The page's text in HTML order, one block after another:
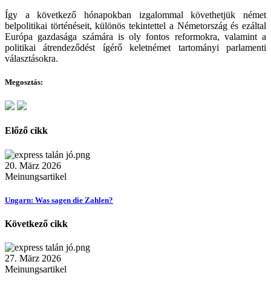
Így a következő hónapokban izgalommal követhetjük német
belpolitikai történéseit, különös tekintettel a Németország és ezáltal
Európa gazdasága számára is oly fontos reformokra, valamint a
politikai átrendeződést ígérő keletnémet tartományi parlamenti
választásokra.
Megosztás:
Előző cikk
20. März 2026
Meinungsartikel
Ungarn: Was sagen die Zahlen?
Következő cikk
27. März 2026
Meinungsartikel